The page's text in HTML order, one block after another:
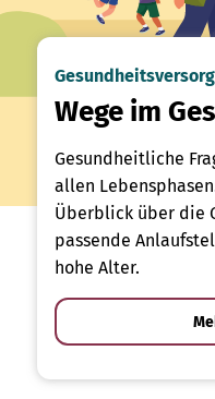
Wege im
Gesundheitliche
allen
Überblick über die
passende
hohe Alter.